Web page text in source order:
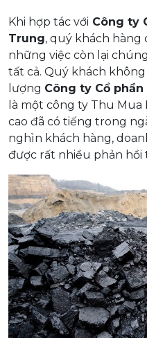
Khi hợp tác với Công ty
Trung, quý khách hàng
những việc còn lại
tất cả. Quý khách
lượng Công ty Cổ
là một công ty Thu
cao đã có tiếng trong
nghìn khách hàng,
được rất nhiều phản hồi